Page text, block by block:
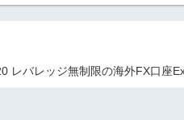
レバレッジ無制限の海外FX口座